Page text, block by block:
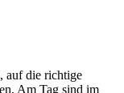
auf die richtige
Am Tag sind im